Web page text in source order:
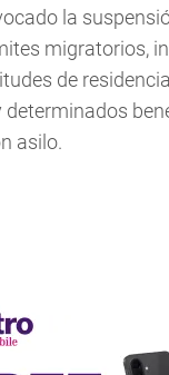
la
migratorios,
de
asilo.